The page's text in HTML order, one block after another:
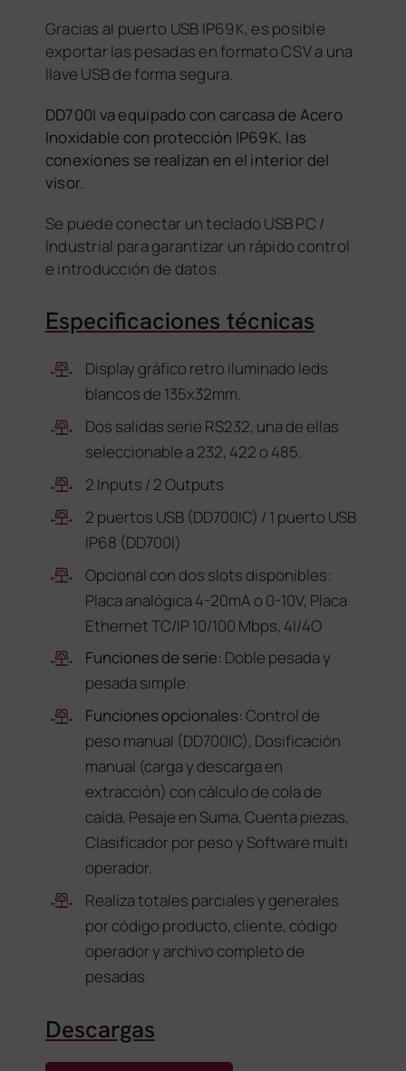
Gracias al puerto USB IP69K, es posible
exportar las pesadas en formato CSV a una
llave USB de forma segura.
DD700I va equipado con carcasa de Acero
Inoxidable con protección IP69K, las
conexiones se realizan en el interior del
visor.
Se puede conectar un teclado USB PC /
Industrial para garantizar un rápido control
e introducción de datos.
Especificaciones técnicas
Display gráfico retro iluminado leds
blancos de 135x32mm.
Dos salidas serie RS232, una de ellas
seleccionable a 232, 422 o 485.
2 Inputs / 2 Outputs
2 puertos USB (DD700IC) / 1 puerto USB
IP68 (DD700I)
Opcional con dos slots disponibles:
Placa analógica 4-20mA o 0-10V, Placa
Ethernet TC/IP 10/100 Mbps, 4I/4O
Funciones de serie: Doble pesada y
pesada simple.
Funciones opcionales: Control de
peso manual (DD700IC), Dosificación
manual (carga y descarga en
extracción) con cálculo de cola de
caída, Pesaje en Suma, Cuenta piezas,
Clasificador por peso y Software multi
operador.
Realiza totales parciales y generales
por código producto, cliente, código
operador y archivo completo de
pesadas
Descargas